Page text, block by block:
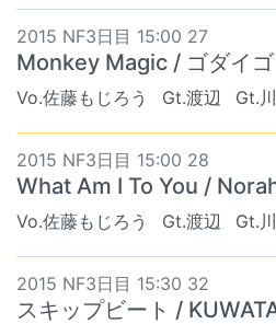
2015 NF3日目 15:00 27
Monkey Magic / ゴダイゴ
Vo.佐藤もじろう Gt.渡辺 Gt.
2015 NF3日目 15:00 28
What Am I To You /
Vo.佐藤もじろう Gt.渡辺 Gt.
2015 NF3日目 15:30 32
スキップビート /